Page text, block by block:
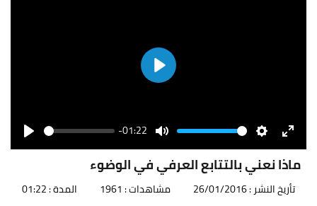
Play
Play
Seek -01:22
Mute
Volume
SettingsEnter
ماذا نعني بالتتابع العرفي في الوضوء
تأريخ النشر : 26/01/2016 مشاهدات : 1961 المدة : 01:22